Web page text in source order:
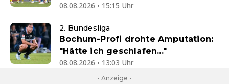
08.08.2026 • 15:15 Uhr
2. Bundesliga
Bochum-Profi drohte Amputation:
"Hätte ich geschlafen..."
08.08.2026 • 13:03 Uhr
- Anzeige -